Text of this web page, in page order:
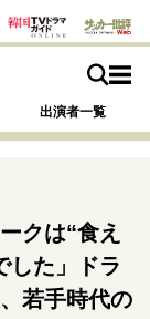
出演者一覧
クは“食え
した」ドラ
若手時代の